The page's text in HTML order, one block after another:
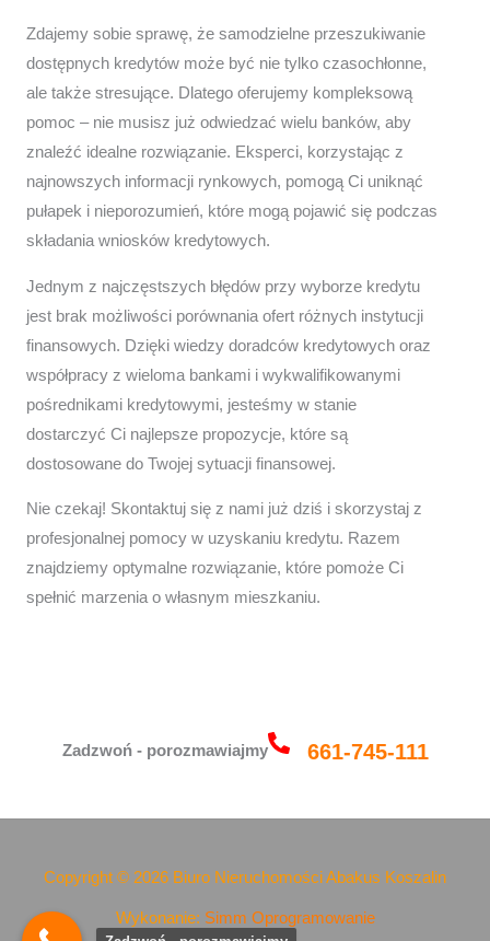
Zdajemy sobie sprawę, że samodzielne przeszukiwanie
dostępnych kredytów może być nie tylko czasochłonne,
ale także stresujące. Dlatego oferujemy kompleksową
pomoc – nie musisz już odwiedzać wielu banków, aby
znaleźć idealne rozwiązanie. Eksperci, korzystając z
najnowszych informacji rynkowych, pomogą Ci uniknąć
pułapek i nieporozumień, które mogą pojawić się podczas
składania wniosków kredytowych.
Jednym z najczęstszych błędów przy wyborze kredytu
jest brak możliwości porównania ofert różnych instytucji
finansowych. Dzięki wiedzy doradców kredytowych oraz
współpracy z wieloma bankami i wykwalifikowanymi
pośrednikami kredytowymi, jesteśmy w stanie
dostarczyć Ci najlepsze propozycje, które są
dostosowane do Twojej sytuacji finansowej.
Nie czekaj! Skontaktuj się z nami już dziś i skorzystaj z
profesjonalnej pomocy w uzyskaniu kredytu. Razem
znajdziemy optymalne rozwiązanie, które pomoże Ci
spełnić marzenia o własnym mieszkaniu.
Zadzwoń - porozmawiajmy 661-745-111
Copyright © 2026 Biuro Nieruchomości Abakus Koszalin
Wykonanie: Simm Oprogramowanie